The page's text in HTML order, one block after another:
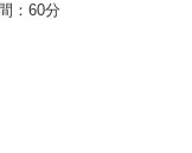
：60分